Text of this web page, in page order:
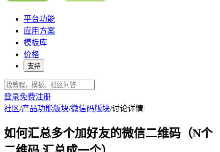
平台功能
应用方案
模板库
价格
支持
登录免费注册
社区/产品功能版块/微信码版块/讨论详情
如何汇总多个加好友的微信二维码（N个